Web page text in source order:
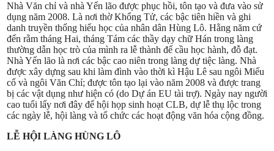
Nhà Văn chỉ và nhà Yến lão được phục hồi, tôn tạo và đưa vào sử
dụng năm 2008. Là nơi thờ Khổng Tử, các bậc tiên hiền và ghi
danh truyền thống hiếu học của nhân dân Hùng Lô. Hằng năm cứ
đến rằm tháng Hai, tháng Tám các thầy dạy chữ Hán trong làng
thường dẫn học trò của mình ra lễ thành để cầu học hành, đỗ đạt.
Nhà Yến lão là nơi các bậc cao niên trong làng dự tiệc làng. Nhà
được xây dựng sau khi làm đình vào thời kì Hậu Lê sau ngôi Miếu
cổ và ngôi Văn Chỉ; được tôn tạo lại vào năm 2008 và được trang
bị các vật dụng như hiện có (do Dự án EU tài trợ). Ngày nay người
cao tuổi lấy nơi đây để hội họp sinh hoạt CLB, dự lễ thụ lộc trong
các ngày lễ, hội làng và tổ chức các hoạt động văn hóa cộng đồng.
LỄ HỘI LÀNG HÙNG LÔ